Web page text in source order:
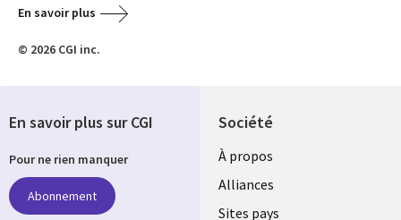
En savoir plus
© 2026 CGI inc.
Société
À propos
Alliances
Sites pays
En savoir plus sur CGI
Pour ne rien manquer
Abonnement